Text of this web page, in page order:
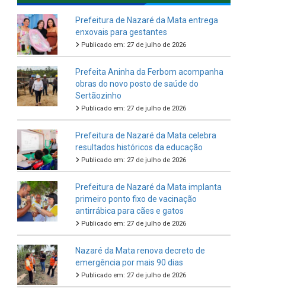
Prefeitura de Nazaré da Mata entrega
enxovais para gestantes
Publicado em: 27 de julho de 2026
Prefeita Aninha da Ferbom acompanha
obras do novo posto de saúde do
Sertãozinho
Publicado em: 27 de julho de 2026
Prefeitura de Nazaré da Mata celebra
resultados históricos da educação
Publicado em: 27 de julho de 2026
Prefeitura de Nazaré da Mata implanta
primeiro ponto fixo de vacinação
antirrábica para cães e gatos
Publicado em: 27 de julho de 2026
Nazaré da Mata renova decreto de
emergência por mais 90 dias
Publicado em: 27 de julho de 2026